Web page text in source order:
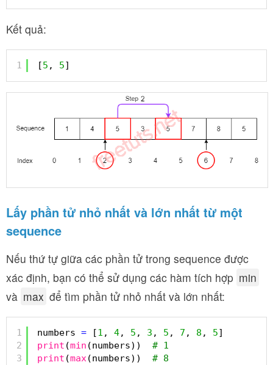
Kết quả:
1 [5 , 5]
Lấy phần tử nhỏ nhất và lớn nhất từ một
sequence
Nếu thứ tự giữa các phần tử trong sequence được
xác định, bạn có thể sử dụng các hàm tích hợp min
và max để tìm phần tử nhỏ nhất và lớn nhất:
1
2
3
numbers = [1 , 4, 5 , 3 , 5 , 7 , 8 , 5]
print (min (numbers)) # 1
print (max(numbers)) # 8